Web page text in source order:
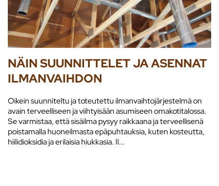
NÄIN SUUNNITTELET JA ASENNAT
ILMANVAIHDON
Oikein suunniteltu ja toteutettu ilmanvaihtojärjestelmä on
avain terveelliseen ja viihtyisään asumiseen omakotitalossa.
Se varmistaa, että sisäilma pysyy raikkaana ja terveellisenä
poistamalla huoneilmasta epäpuhtauksia, kuten kosteutta,
hiilidioksidia ja erilaisia hiukkasia. Il...